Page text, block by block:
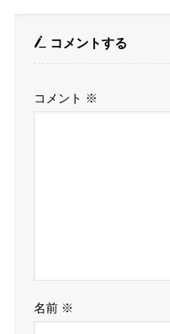
コメントする
コメント ※
名前 ※